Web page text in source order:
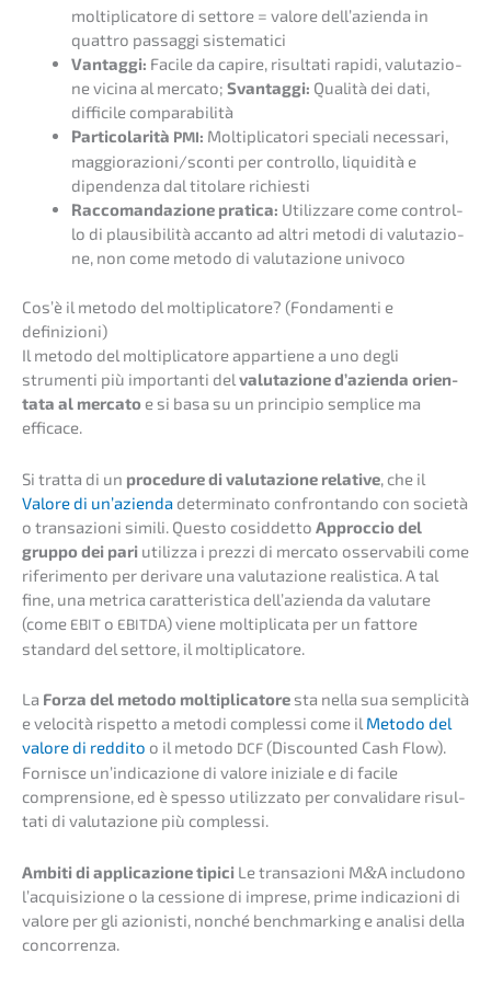
molti­pli­ca­to­re di setto­re = valore dell’a­zi­en­da in
quattro passag­gi sistematici
Vantag­gi: Facile da capire, risul­ta­ti rapidi, valuta­zio­
ne vicina al merca­to; Svantag­gi: Quali­tà dei dati,
diffi­ci­le comparabilità
Parti­co­la­ri­tà PMI: Molti­pli­ca­to­ri specia­li neces­sa­ri,
maggiorazioni/sconti per control­lo, liqui­di­tà e
dipen­den­za dal titola­re richiesti
Racco­man­da­zio­ne prati­ca: Utiliz­za­re come control­
lo di plausi­bi­li­tà accan­to ad altri metodi di valuta­zio­
ne, non come metodo di valuta­zio­ne univoco
Cos’è il metodo del molti­pli­ca­to­re? (Fonda­men­ti e
definizioni)
Il metodo del molti­pli­ca­to­re appar­tiene a uno degli
strumen­ti più importan­ti del valuta­zio­ne d’azi­en­da orien­
ta­ta al merca­to e si basa su un princi­pio sempli­ce ma
efficace.
Si tratta di un proce­du­re di valuta­zio­ne relati­ve, che il
Valore di un’azi­en­da deter­mi­na­to confront­an­do con socie­tà
o transa­zio­ni simili. Questo cosid­det­to Approc­cio del
gruppo dei pari utiliz­za i prezzi di merca­to osser­va­bi­li come
riferi­men­to per deriva­re una valuta­zio­ne reali­sti­ca. A tal
fine, una metri­ca carat­teristi­ca dell’a­zi­en­da da valut­a­re
(come EBIT o EBITDA) viene molti­pli­ca­ta per un fatto­re
standard del setto­re, il moltiplicatore.
La Forza del metodo molti­pli­ca­to­resta nella sua sempli­ci­tà
e veloci­tà rispet­to a metodi comples­si come il Metodo del
valore di reddi­to o il metodo DCF (Discoun­ted Cash Flow).
Fornis­ce un’in­di­ca­zio­ne di valore inizia­le e di facile
compren­sio­ne, ed è spesso utiliz­za­to per conva­li­da­re risul­
ta­ti di valuta­zio­ne più complessi.
Ambiti di appli­ca­zio­ne tipici Le transa­zio­ni M&A includo­no
l’acqui­si­zio­ne o la cessio­ne di impre­se, prime indica­zio­ni di
valore per gli azionis­ti, nonché bench­mar­king e anali­si della
concorrenza.